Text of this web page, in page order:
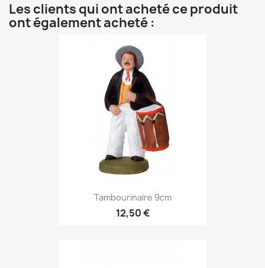
Les clients qui ont acheté ce produit
ont également acheté :
Tambourinaire 9cm
12,50 €